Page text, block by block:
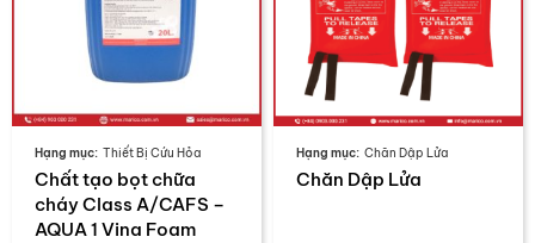
Thiết Bị Cứu Hỏa
Chất tạo bọt chữa
cháy Class A/CAFS –
AQUA 1 Vina Foam
Chăn Dập Lửa
Chăn Dập Lửa